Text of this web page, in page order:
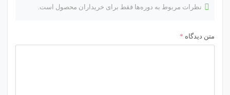
نظرات مربوط به دوره‌ها فقط برای خریداران محصول است.
متن دیدگاه *